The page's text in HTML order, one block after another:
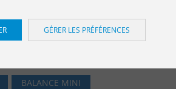
/ Xare
BALANCE MINI
GÉRER LES PRÉFÉRENCES